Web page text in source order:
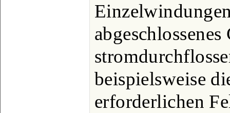
beispielsweise
erforderlichen